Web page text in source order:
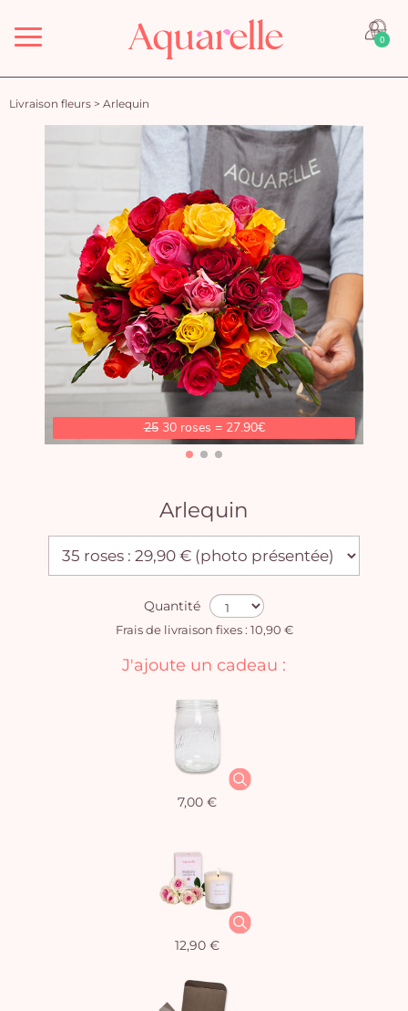
Menu 0
Livraison fleurs > Arlequin
2530 roses = 27.90€
Arlequin
Quantité
Frais de livraison fixes : 10,90 €
J'ajoute un cadeau :
7,00 €
12,90 €